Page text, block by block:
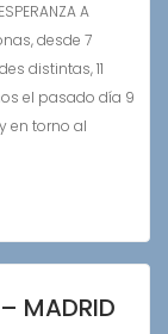
A
desde 7
distintas, 11
el pasado día 9
en torno al
MADRID